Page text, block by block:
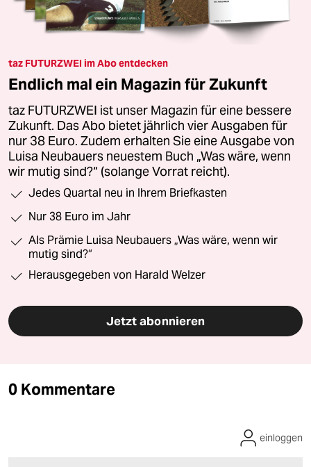
taz FUTURZWEI im Abo entdecken
Endlich mal ein Magazin für Zukunft
taz FUTURZWEI ist unser Magazin für eine bessere
Zukunft. Das Abo bietet jährlich vier Ausgaben für
nur 38 Euro. Zudem erhalten Sie eine Ausgabe von
Luisa Neubauers neuestem Buch „Was wäre, wenn
wir mutig sind?“ (solange Vorrat reicht).
Jedes Quartal neu in Ihrem Briefkasten
Nur 38 Euro im Jahr
Als Prämie Luisa Neubauers „Was wäre, wenn wir
mutig sind?“
Herausgegeben von Harald Welzer
Jetzt abonnieren
0 Kommentare
einloggen